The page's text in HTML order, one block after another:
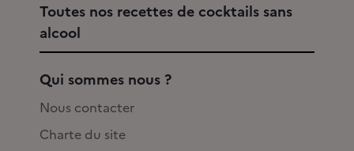
Toutes nos recettes de cocktails sans
alcool
Qui sommes nous ?
Nous contacter
Charte du site